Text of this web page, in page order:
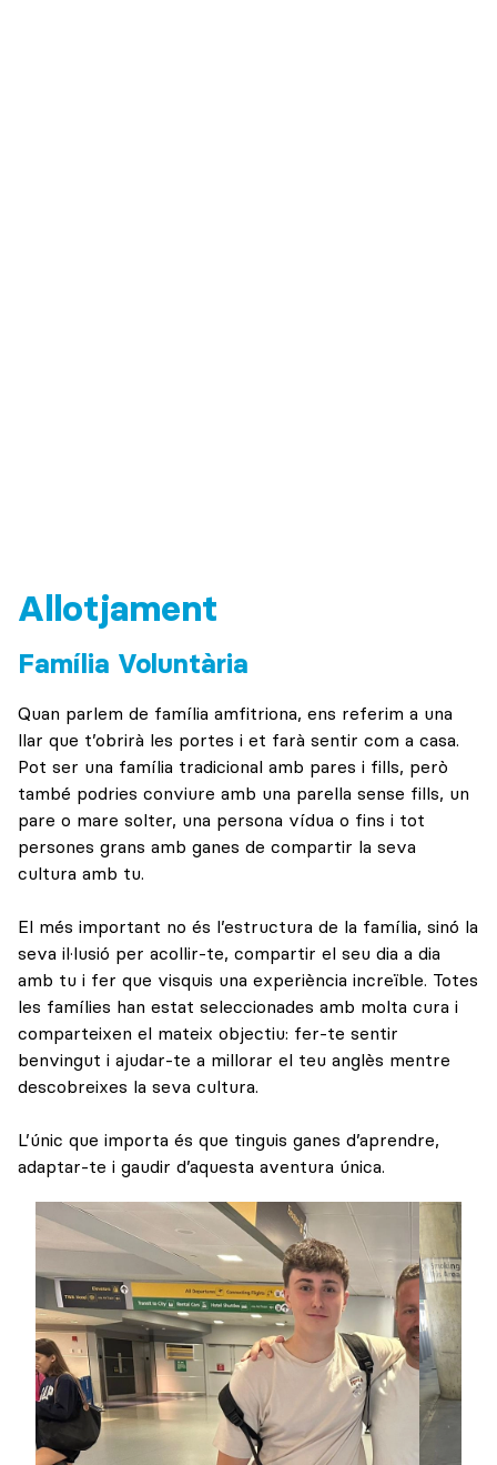
Allotjament
Família Voluntària
Quan parlem de família amfitriona, ens referim a una
llar que t’obrirà les portes i et farà sentir com a casa.
Pot ser una família tradicional amb pares i fills, però
també podries conviure amb una parella sense fills, un
pare o mare solter, una persona vídua o fins i tot
persones grans amb ganes de compartir la seva
cultura amb tu.
El més important no és l’estructura de la família, sinó la
seva il·lusió per acollir-te, compartir el seu dia a dia
amb tu i fer que visquis una experiència increïble. Totes
les famílies han estat seleccionades amb molta cura i
comparteixen el mateix objectiu: fer-te sentir
benvingut i ajudar-te a millorar el teu anglès mentre
descobreixes la seva cultura.
L’únic que importa és que tinguis ganes d’aprendre,
adaptar-te i gaudir d’aquesta aventura única.